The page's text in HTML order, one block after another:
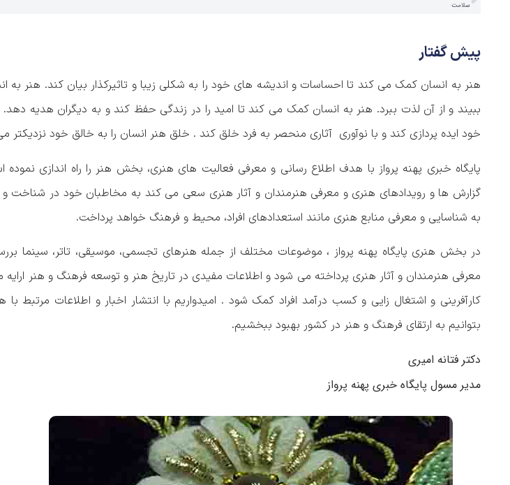
سلامت
پیش گفتار
هنر به انسان کمک می کند تا احساسات و اندیشه های خود را به شکلی زیبا و تاثیرکذار بیان کند. هنر به
ببیند و از آن لذت ببرد. هنر به انسان کمک می کند تا امید را در زندگی حفظ کند و به دیگران هدیه
خود ایده پردازی کند و با نوآوری آثاری منحصر به فرد خلق کند . خلق هنر انسان را به خالق خود نزدیکتر
پایگاه خبری پهنه پرواز با هدف اطلاع رسانی و معرفی فعالیت های هنری، بخش هنر را راه اندازی نموده
گزارش ها و رویدادهای هنری و معرفی هنرمندان و آثار هنری سعی می کند به مخاطبان خود در شناخت
به شناسایی و معرفی منابع هنری مانند استعدادهای افراد، محیط و فرهنگ خواهد پرداخت.
در بخش هنری پایگاه پهنه پرواز ، موضوعات مختلف از جمله هنرهای تجسمی، موسیقی، تاتر،
معرفی هنرمندان و آثار هنری پرداخته می شود و اطلاعات مفیدی در تاریخ هنر و توسعه فرهنگ و هنر
کارآفرینی و اشتغال زایی و کسب درآمد افراد کمک شود . امیدواریم با انتشار اخبار و اطلاعات مرتبط
بتوانیم به ارتقای فرهنگ و هنر در کشور بهبود ببخشیم.
دکتر فتانه امیری
مدیر مسول پایگاه خبری پهنه پرواز